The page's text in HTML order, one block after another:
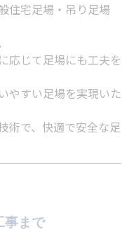
住宅足場・吊り足場
応じて足場にも工夫を
やすい足場を実現いた
術で、快適で安全な足
事まで